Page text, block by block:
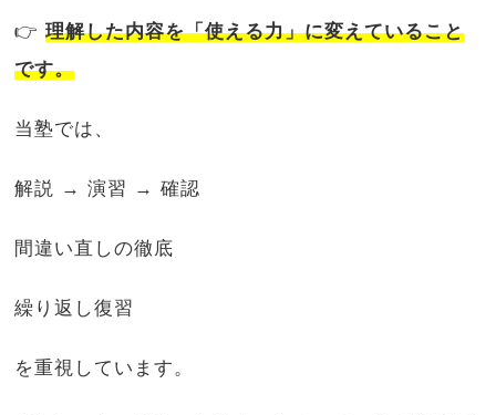
👉理解した内容を「使える力」に変えていること
です。
当塾では、
解説 → 演習 → 確認
間違い直しの徹底
繰り返し復習
を重視しています。